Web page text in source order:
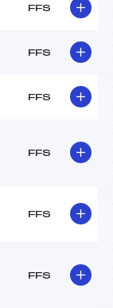
FFS
FFS
FFS
FFS
FFS
FFS